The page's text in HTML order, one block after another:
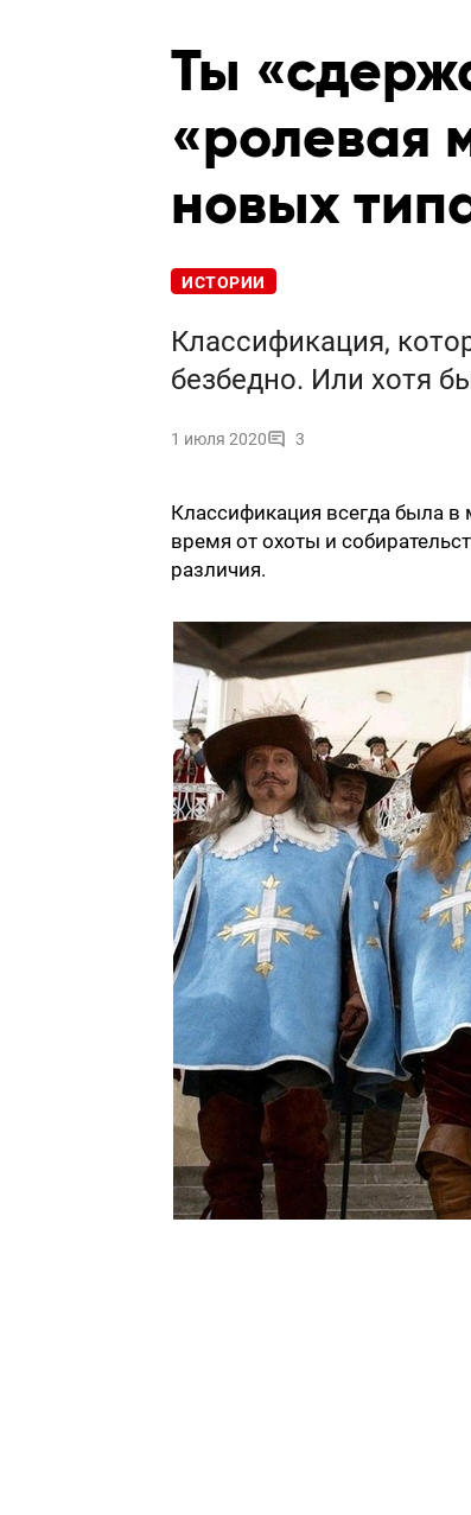
Ты
«ролевая
новых
ИСТОРИИ
Классификация,
безбедно. Или хотя
1 июля 2020 3
Классификация всегда была в
время от охоты и
различия.